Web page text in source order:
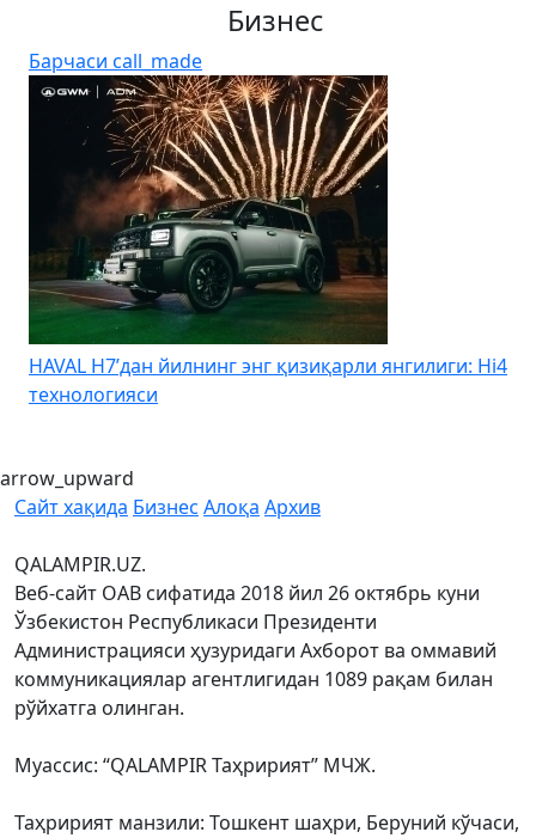
Бизнес
Барчаси call_made
HAVAL H7’дан йилнинг энг қизиқарли янгилиги: Hi4
технологияси
arrow_upward
Сайт хақида Бизнес Алоқа Архив
QALAMPIR.UZ.
Веб-сайт ОАВ сифатида 2018 йил 26 октябрь куни
Ўзбекистон Республикаси Президенти
Администрацияси ҳузуридаги Ахборот ва оммавий
коммуникациялар агентлигидан 1089 рақам билан
рўйхатга олинган.
Муассис: “QALAMPIR Таҳририят” МЧЖ.
Таҳририят манзили: Тошкент шаҳри, Беруний кўчаси,